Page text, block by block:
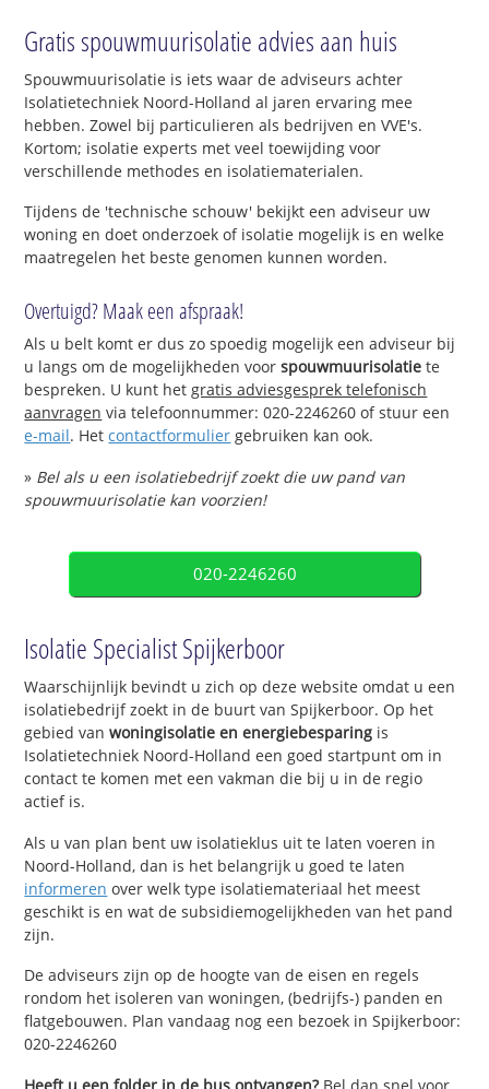
Gratis spouwmuurisolatie advies aan huis
Spouwmuurisolatie is iets waar de adviseurs achter
Isolatietechniek Noord-Holland al jaren ervaring mee
hebben. Zowel bij particulieren als bedrijven en VVE's.
Kortom; isolatie experts met veel toewijding voor
verschillende methodes en isolatiematerialen.
Tijdens de 'technische schouw' bekijkt een adviseur uw
woning en doet onderzoek of isolatie mogelijk is en welke
maatregelen het beste genomen kunnen worden.
Overtuigd? Maak een afspraak!
Als u belt komt er dus zo spoedig mogelijk een adviseur bij
u langs om de mogelijkheden voorspouwmuurisolatie te
bespreken. U kunt hetgratis adviesgesprek telefonisch
aanvragen via telefoonnummer: 020-2246260 of stuur een
e-mail. Hetcontactformulier gebruiken kan ook.
» Bel als u een isolatiebedrijf zoekt die uw pand van
spouwmuurisolatie kan voorzien!
020-2246260
Isolatie Specialist Spijkerboor
Waarschijnlijk bevindt u zich op deze website omdat u een
isolatiebedrijf zoekt in de buurt van Spijkerboor. Op het
gebied vanwoningisolatie en energiebesparing is
Isolatietechniek Noord-Holland een goed startpunt om in
contact te komen met een vakman die bij u in de regio
actief is.
Als u van plan bent uw isolatieklus uit te laten voeren in
Noord-Holland, dan is het belangrijk u goed te laten
informeren over welk type isolatiemateriaal het meest
geschikt is en wat de subsidiemogelijkheden van het pand
zijn.
De adviseurs zijn op de hoogte van de eisen en regels
rondom het isoleren van woningen, (bedrijfs-) panden en
flatgebouwen. Plan vandaag nog een bezoek in Spijkerboor:
020-2246260